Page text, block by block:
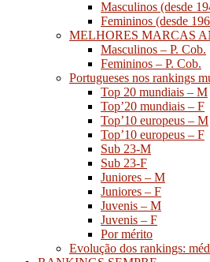
Masculinos (desde
Femininos (desde
MELHORES MARCAS
Masculinos – P. Cob.
Femininos – P. Cob.
Portugueses nos rankings
Top 20 mundiais – M
Top’20 mundiais – F
Top’10 europeus – M
Top’10 europeus – F
Sub 23-M
Sub 23-F
Juniores – M
Juniores – F
Juvenis – M
Juvenis – F
Por mérito
Evolução dos rankings: